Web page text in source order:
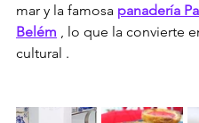
mar y la famosa panadería
Belém , lo que la convierte
cultural .